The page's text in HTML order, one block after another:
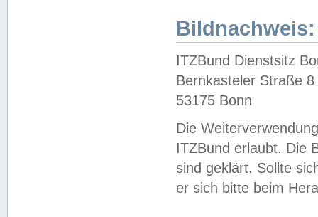
Bildnachweis:
ITZBund Dienstsitz
Bernkasteler Straße 8
53175 Bonn
Die
ITZBund erlaubt. Die
sind geklärt. Sollte
er sich bitte beim